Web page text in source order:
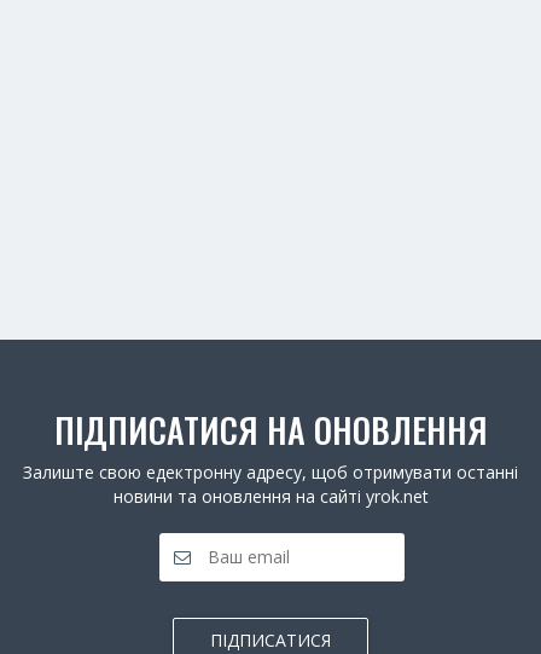
ПІДПИСАТИСЯ НА ОНОВЛЕННЯ
Залиште свою едектронну адресу, щоб отримувати останні
новини та оновлення на сайті yrok.net
ПІДПИСАТИСЯ